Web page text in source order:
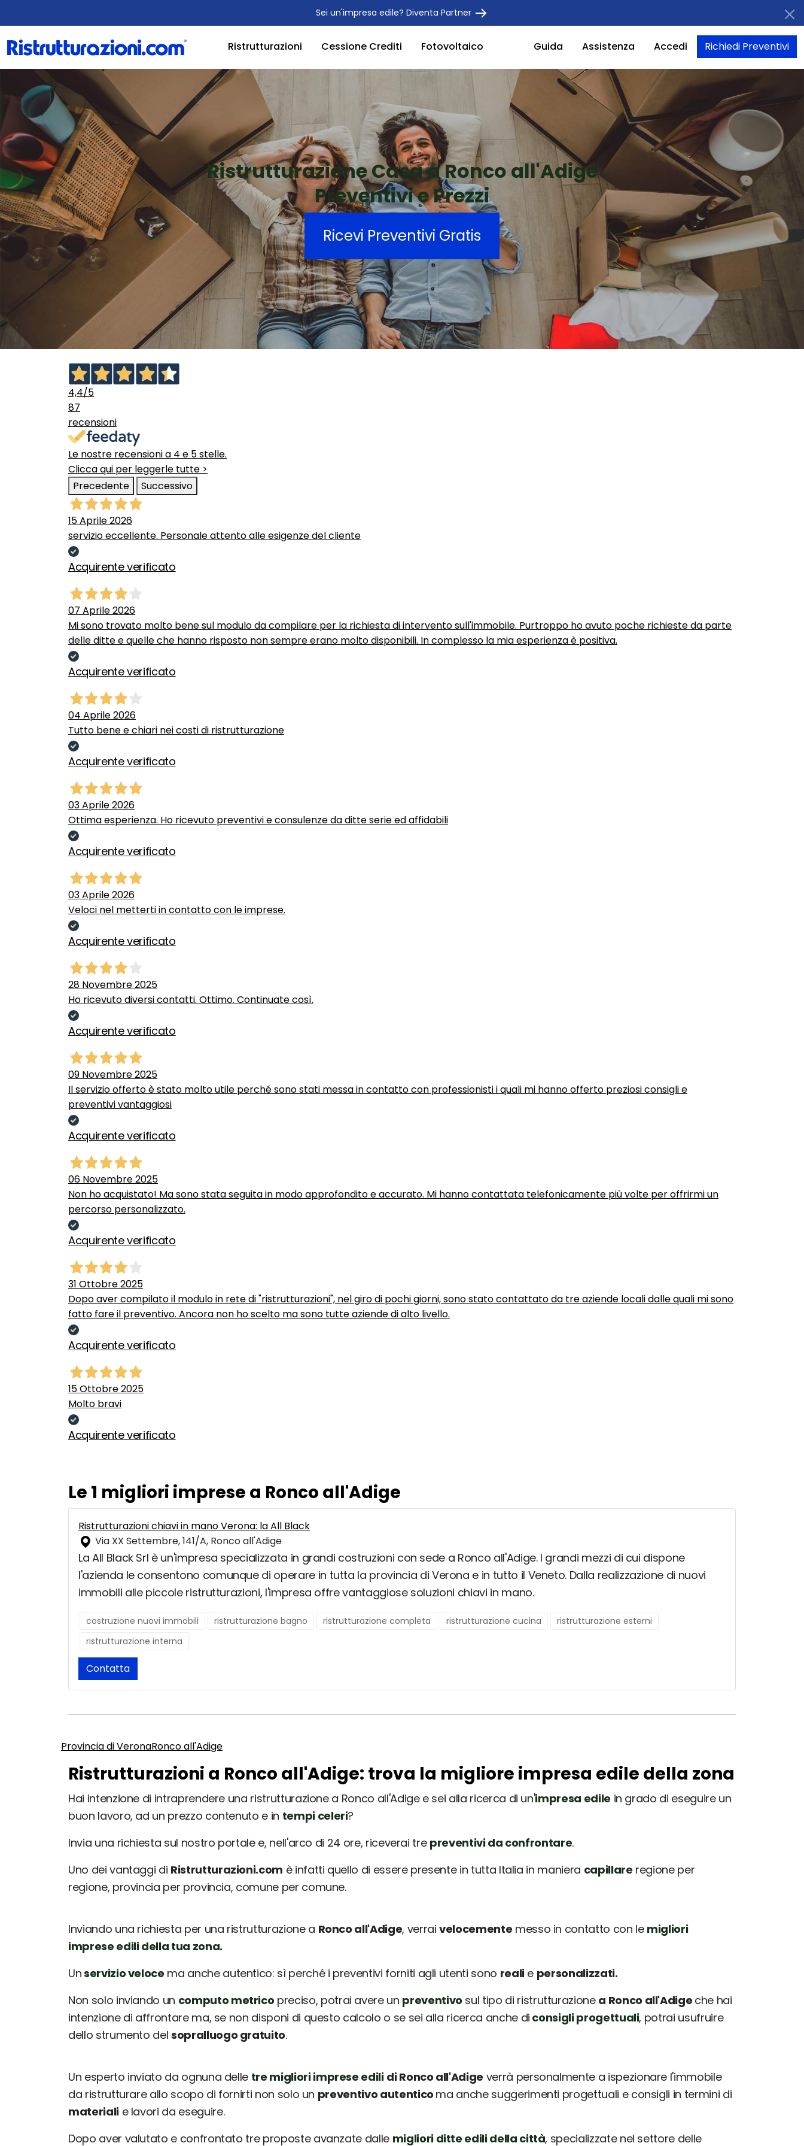
Sei un'impresa edile? Diventa Partner
Ristrutturazioni Cessione Crediti Fotovoltaico Guida Assistenza Accedi Richiedi Preventivi
Ristrutturazione Casa a Ronco all'Adige
Preventivi e Prezzi
Ricevi Preventivi Gratis
4,4/5
87
recensioni
Le nostre recensioni a 4 e 5 stelle.
Clicca qui per leggerle tutte >
Precedente
Successivo
15 Aprile 2026
servizio eccellente. Personale attento alle esigenze del cliente
Acquirente verificato
07 Aprile 2026
Mi sono trovato molto bene sul modulo da compilare per la richiesta di intervento sull'immobile. Purtroppo ho avuto poche richieste da parte
delle ditte e quelle che hanno risposto non sempre erano molto disponibili. In complesso la mia esperienza è positiva.
Acquirente verificato
04 Aprile 2026
Tutto bene e chiari nei costi di ristrutturazione
Acquirente verificato
03 Aprile 2026
Ottima esperienza. Ho ricevuto preventivi e consulenze da ditte serie ed affidabili
Acquirente verificato
03 Aprile 2026
Veloci nel metterti in contatto con le imprese.
Acquirente verificato
28 Novembre 2025
Ho ricevuto diversi contatti. Ottimo. Continuate così.
Acquirente verificato
09 Novembre 2025
Il servizio offerto è stato molto utile perché sono stati messa in contatto con professionisti i quali mi hanno offerto preziosi consigli e
preventivi vantaggiosi
Acquirente verificato
06 Novembre 2025
Non ho acquistato! Ma sono stata seguita in modo approfondito e accurato. Mi hanno contattata telefonicamente più volte per offrirmi un
percorso personalizzato.
Acquirente verificato
31 Ottobre 2025
Dopo aver compilato il modulo in rete di "ristrutturazioni", nel giro di pochi giorni, sono stato contattato da tre aziende locali dalle quali mi sono
fatto fare il preventivo. Ancora non ho scelto ma sono tutte aziende di alto livello.
Acquirente verificato
15 Ottobre 2025
Molto bravi
Acquirente verificato
Le 1 migliori imprese a Ronco all'Adige
Ristrutturazioni chiavi in mano Verona: la All Black
Via XX Settembre, 141/A, Ronco all'Adige
La All Black Srl è un'impresa specializzata in grandi costruzioni con sede a Ronco all'Adige. I grandi mezzi di cui dispone
l'azienda le consentono comunque di operare in tutta la provincia di Verona e in tutto il Veneto. Dalla realizzazione di nuovi
immobili alle piccole ristrutturazioni, l'impresa offre vantaggiose soluzioni chiavi in mano.
costruzione nuovi immobili ristrutturazione bagno ristrutturazione completa ristrutturazione cucina
ristrutturazione esterni
ristrutturazione interna
Contatta
Provincia di VeronaRonco all'Adige
Ristrutturazioni a Ronco all'Adige: trova la migliore impresa edile della zona
Hai intenzione di intraprendere una ristrutturazione a Ronco all'Adige e sei alla ricerca di un'impresa edile in grado di eseguire un
buon lavoro, ad un prezzo contenuto e in tempi celeri?
Invia una richiesta sul nostro portale e, nell'arco di 24 ore, riceverai tre preventivi da confrontare.
Uno dei vantaggi di Ristrutturazioni.com è infatti quello di essere presente in tutta Italia in maniera capillare regione per
regione, provincia per provincia, comune per comune.
Inviando una richiesta per una ristrutturazione a Ronco all'Adige, verraivelocemente messo in contatto con le migliori
imprese edili della tua zona.
Unservizio veloce ma anche autentico: sì perché i preventivi forniti agli utenti sono realie personalizzati.
Non solo inviando un computo metrico preciso, potrai avere un preventivo sul tipo di ristrutturazione a Ronco all'Adige che hai
intenzione di affrontare ma, se non disponi di questo calcolo o se sei alla ricerca anche di consigli progettuali, potrai usufruire
dello strumento del sopralluogo gratuito.
Un esperto inviato da ognuna delle tre migliori imprese edili di Ronco all'Adige verrà personalmente a ispezionare l'immobile
da ristrutturare allo scopo di fornirti non solo un preventivo autentico ma anche suggerimenti progettuali e consigli in termini di
materialie lavori da eseguire.
Dopo aver valutato e confrontato tre proposte avanzate dalle migliori ditte edili della città, specializzate nel settore delle